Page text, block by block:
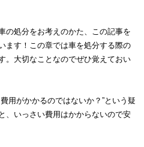
の処分をお考えのかた、この記事を
ます！この章では車を処分する際の
。大切なことなのでぜひ覚えておい
用がかかるのではないか？”という疑
、いっさい費用はかからないので安